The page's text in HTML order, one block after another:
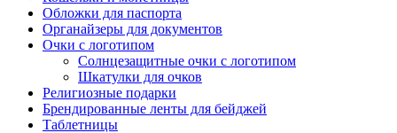
Обложки для паспорта
Органайзеры для документов
Очки с логотипом
Солнцезащитные очки с логотипом
Шкатулки для очков
Религиозные подарки
Брендированные ленты для бейджей
Таблетницы